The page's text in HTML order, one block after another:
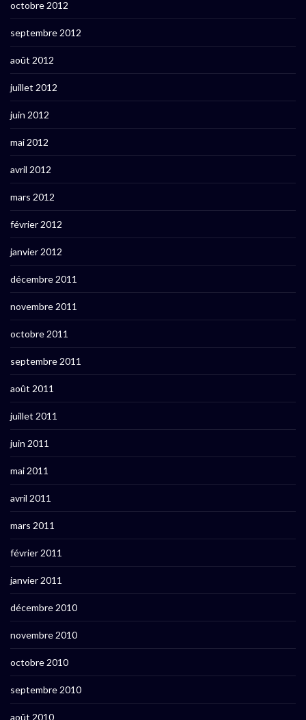
octobre 2012
septembre 2012
août 2012
juillet 2012
juin 2012
mai 2012
avril 2012
mars 2012
février 2012
janvier 2012
décembre 2011
novembre 2011
octobre 2011
septembre 2011
août 2011
juillet 2011
juin 2011
mai 2011
avril 2011
mars 2011
février 2011
janvier 2011
décembre 2010
novembre 2010
octobre 2010
septembre 2010
août 2010